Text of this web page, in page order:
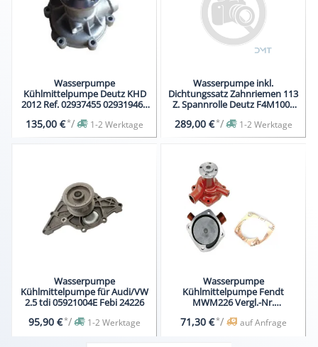
Wasserpumpe
Kühlmittelpumpe Deutz KHD
2012 Ref. 02937455 029319460
135,00 €*/ 1-2 Werktage
Wasserpumpe inkl.
Dichtungssatz Zahnriemen 113
Z. Spannrolle Deutz F4M1008
289,00 €*/ 1-2 Werktage
Wasserpumpe
Kühlmittelpumpe für Audi/VW
2.5 tdi 05921004E Febi 24226
95,90 €*/ 1-2 Werktage
Wasserpumpe
Kühlmittelpumpe Fendt
MWM226 Vergl.-Nr.
71,30 €*/ auf Anfrage